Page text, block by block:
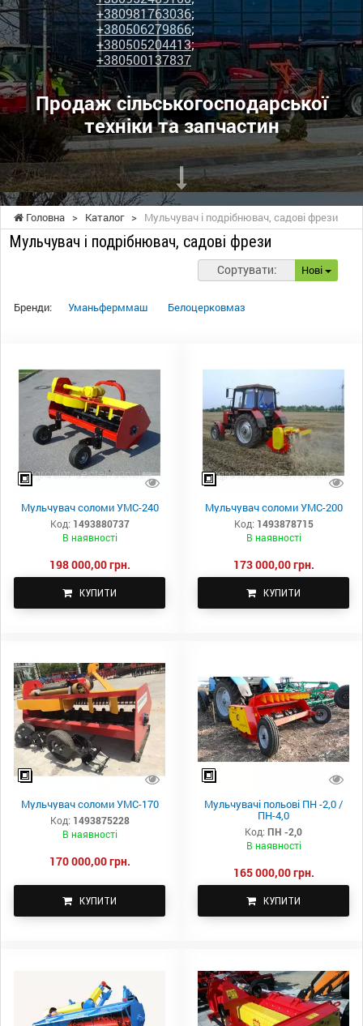
+380981763036;
+380506279866;
+380505204413;
+380500137837
Продаж сільськогосподарської
техніки та запчастин
Головна > Каталог > Мульчувач і подрібнювач, садові фрези
Мульчувач і подрібнювач, садові фрези
Сортувати: Нові
Бренди: Уманьферммаш Белоцерковмаз
Мульчувач соломи УМС-240
Код: 1493880737
В наявності
198 000,00 грн.
КУПИТИ
Мульчувач соломи УМС-200
Код: 1493878715
В наявності
173 000,00 грн.
КУПИТИ
Мульчувач соломи УМС-170
Код: 1493875228
В наявності
170 000,00 грн.
КУПИТИ
Мульчувачі польові ПН -2,0 /
ПН-4,0
Код: ПН -2,0
В наявності
165 000,00 грн.
КУПИТИ